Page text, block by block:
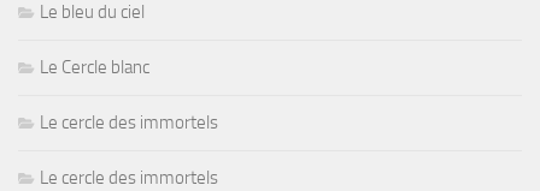
Le bleu du ciel
Le Cercle blanc
Le cercle des immortels
Le cercle des immortels